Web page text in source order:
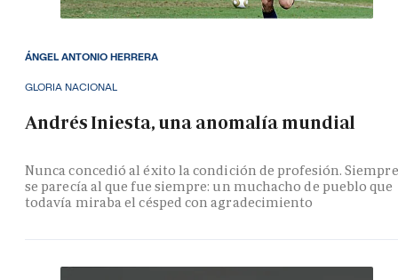
GLORIA NACIONAL
Andrés Iniesta, una anomalía mundial
Nunca concedió al éxito la condición de profesión. Siempre
se parecía al que fue siempre: un muchacho de pueblo que
todavía miraba el césped con agradecimiento
ÁNGEL ANTONIO HERRERA